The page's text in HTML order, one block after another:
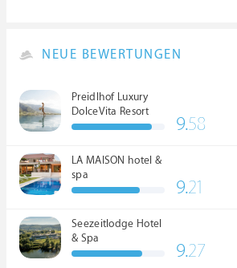
NEUE BEWERTUNGEN
Preidlhof Luxury
DolceVita Resort
*****
9.58
LA MAISON hotel &
spa
9.21
Seezeitlodge Hotel
& Spa
9.27